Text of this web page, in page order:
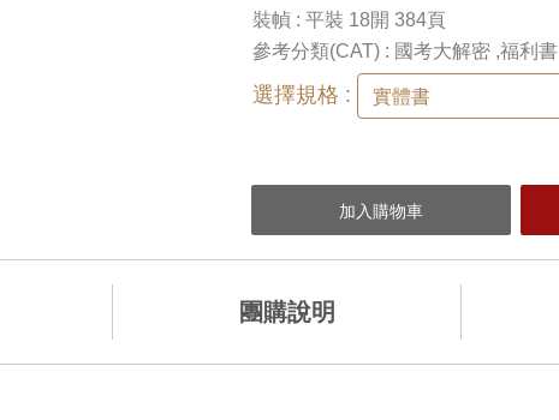
裝幀 : 平裝 18開 384頁
參考分類(CAT) : 國考大解密 ,福利書
選擇規格 : 實體書
團購說明